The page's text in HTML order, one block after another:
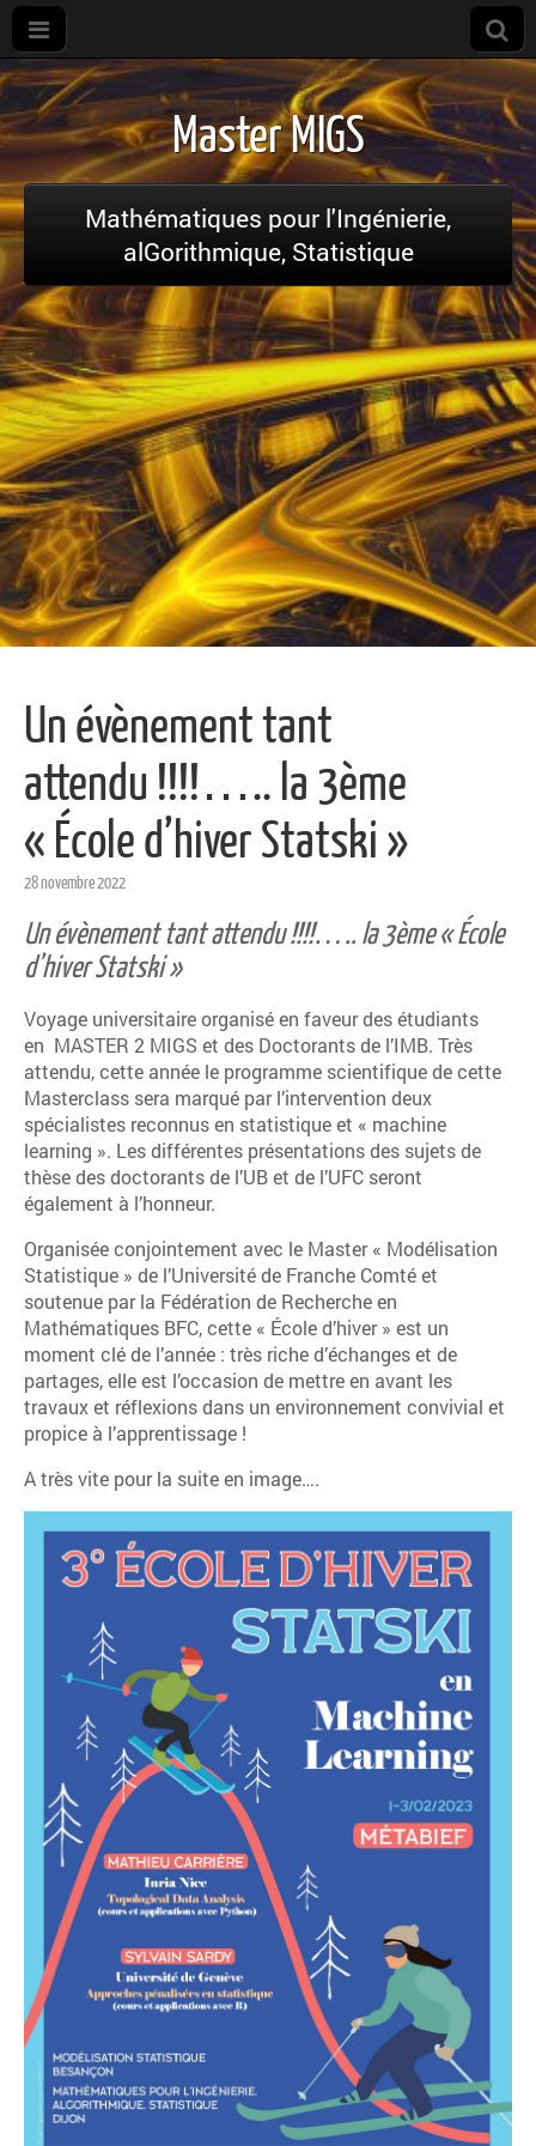
Master
mathématiques
pour
l'informatique
graphique et
les statistiques
– Université
de Bourgogne
Master MIGS
Mathématiques pour l'Ingénierie,
alGorithmique, Statistique
Un évènement tant
attendu !!!!….. la 3ème
« École d’hiver Statski »
28 novembre 2022
Un évènement tant attendu !!!!….. la 3ème « École
d’hiver Statski »
Voyage universitaire organisé en faveur des étudiants
en MASTER 2 MIGS et des Doctorants de l’IMB. Très
attendu, cette année le programme scientifique de cette
Masterclass sera marqué par l’intervention deux
spécialistes reconnus en statistique et « machine
learning ». Les différentes présentations des sujets de
thèse des doctorants de l’UB et de l’UFC seront
également à l’honneur.
Organisée conjointement avec le Master « Modélisation
Statistique » de l’Université de Franche Comté et
soutenue par la Fédération de Recherche en
Mathématiques BFC, cette « École d’hiver » est un
moment clé de l’année : très riche d’échanges et de
partages, elle est l’occasion de mettre en avant les
travaux et réflexions dans un environnement convivial et
propice à l’apprentissage !
A très vite pour la suite en image….